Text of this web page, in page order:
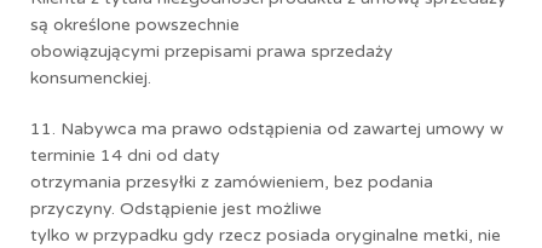
są określone powszechnie
obowiązującymi przepisami prawa sprzedaży
konsumenckiej.
11. Nabywca ma prawo odstąpienia od zawartej umowy w
terminie 14 dni od daty
otrzymania przesyłki z zamówieniem, bez podania
przyczyny. Odstąpienie jest możliwe
tylko w przypadku gdy rzecz posiada oryginalne metki, nie